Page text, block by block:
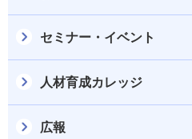
セミナー・イベント
人材育成カレッジ
広報